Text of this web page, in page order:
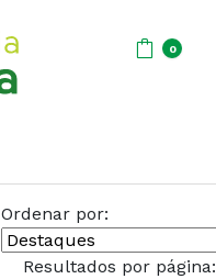
0
Ordenar por:
Resultados por página: